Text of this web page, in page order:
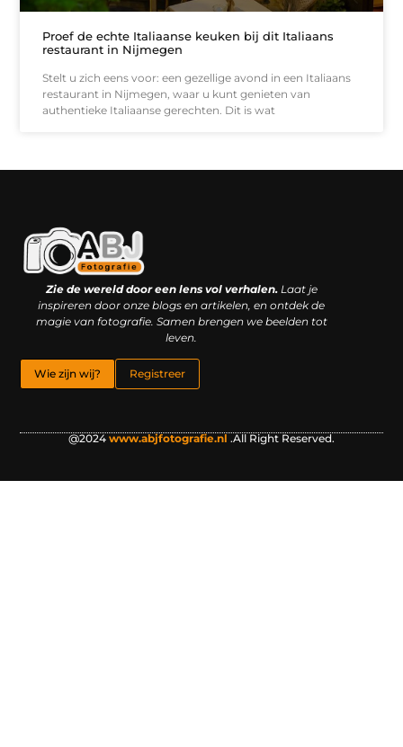
Proef de echte Italiaanse keuken bij dit Italiaans
restaurant in Nijmegen
Stelt u zich eens voor: een gezellige avond in een Italiaans
restaurant in Nijmegen, waar u kunt genieten van
authentieke Italiaanse gerechten. Dit is wat
Zie de wereld door een lens vol verhalen.Laat je
inspireren door onze blogs en artikelen, en ontdek de
magie van fotografie. Samen brengen we beelden tot
leven.
Wie zijn wij? Registreer
@2024 www.abjfotografie.nl .All Right Reserved.